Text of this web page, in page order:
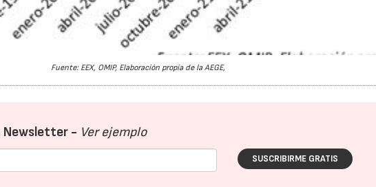
Fuente: EEX, OMIP, Elaboración propia de la AEGE,
Newsletter - Ver ejemplo
SUSCRIBIRME GRATIS